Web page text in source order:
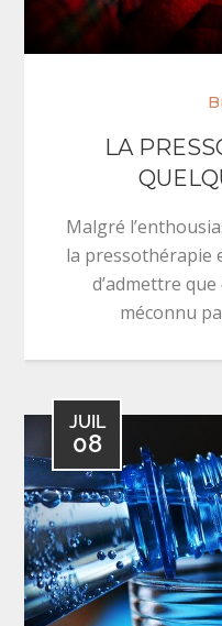
LA
Malgré
la pressothérapie
d’admettre
méconnu
JUIL
08